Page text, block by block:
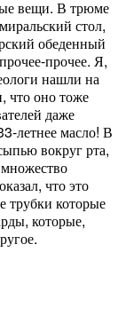
вещи. В трюме
стол,
обеденный
прочее. Я,
нашли на
что оно тоже
даже
летнее масло! В
вокруг рта,
что это
трубки которые
которые,